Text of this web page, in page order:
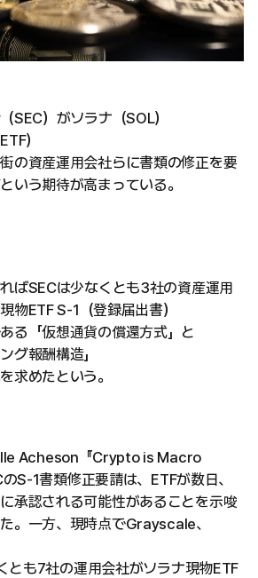
SEC）がソラナ（SOL）
）
の資産運用会社らに書類の修正を要
いう期待が高まっている。
ばSECは少なくとも3社の資産運用
物ETF S-1（登録届出書）
る「仮想通貨の償還方式」と
グ報酬構造」
求めたという。
Acheson『Crypto is Macro
S-1書類修正要請は、ETFが数日、
承認される可能性があることを示唆
。一方、現時点でGrayscale、
とも7社の運用会社がソラナ現物ETF